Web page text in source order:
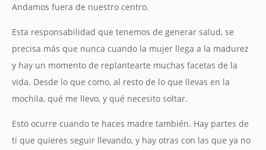
Andamos fuera de nuestro centro.
Esta responsabilidad que tenemos de generar salud, se
precisa más que nunca cuando la mujer llega a la madurez
y hay un momento de replantearte muchas facetas de la
vida. Desde lo que como, al resto de lo que llevas en la
mochila, qué me llevo, y qué necesito soltar.
Esto ocurre cuando te haces madre también. Hay partes de
ti que quieres seguir llevando, y hay otras con las que ya no